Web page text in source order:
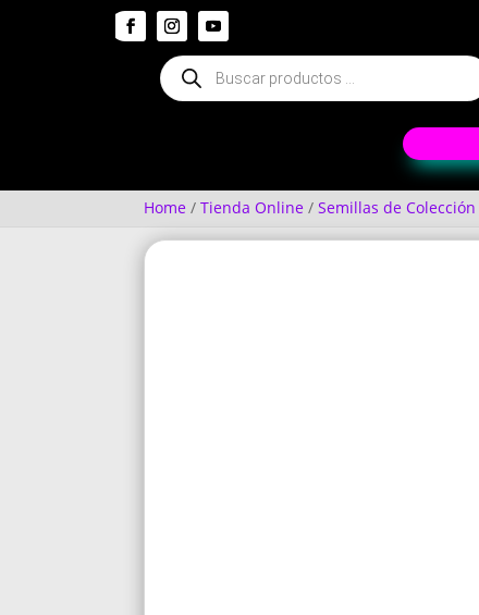
Búsqueda
de
productos
Home / Tienda Online / Semillas de Colección